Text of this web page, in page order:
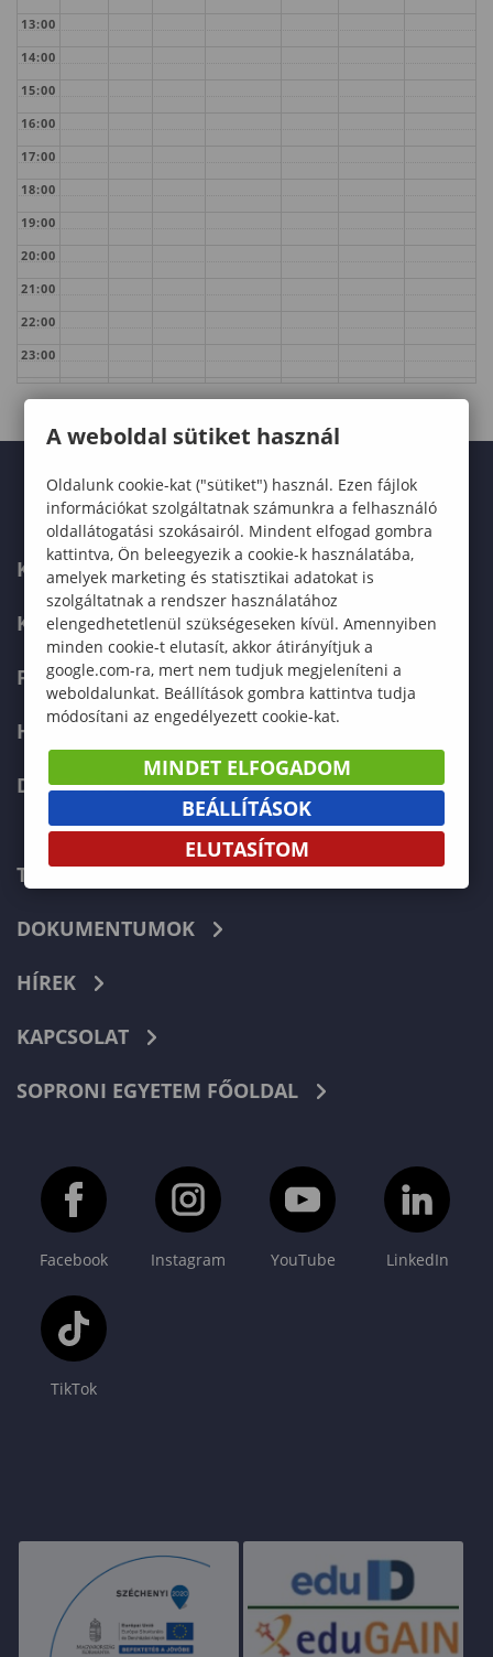
13:00
14:00
15:00
16:00
17:00
18:00
19:00
20:00
21:00
22:00
23:00
KARUNK
KÉPZÉSEK
FELVÉTELIZŐKNEK
HALLGATÓKNAK
DOKTORI ISKOLA
TELEFONKÖNYV
DOKUMENTUMOK
HÍREK
KAPCSOLAT
SOPRONI EGYETEM FŐOLDAL
Facebook Instagram YouTube LinkedIn
TikTok
A weboldal sütiket használ
Oldalunk cookie-kat ("sütiket") használ. Ezen fájlok
információkat szolgáltatnak számunkra a felhasználó
oldallátogatási szokásairól. Mindent elfogad gombra
kattintva, Ön beleegyezik a cookie-k használatába,
amelyek marketing és statisztikai adatokat is
szolgáltatnak a rendszer használatához
elengedhetetlenül szükségeseken kívül. Amennyiben
minden cookie-t elutasít, akkor átirányítjuk a
google.com-ra, mert nem tudjuk megjeleníteni a
weboldalunkat. Beállítások gombra kattintva tudja
módosítani az engedélyezett cookie-kat.
MINDET ELFOGADOM
BEÁLLÍTÁSOK
ELUTASÍTOM